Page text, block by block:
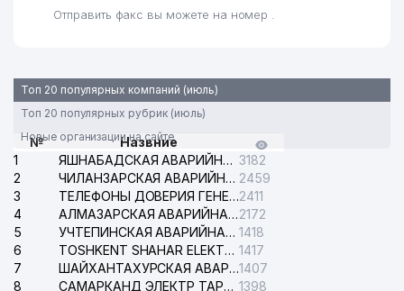
Отправить факс вы можете на номер .
Топ 20 популярных компаний (июль)
Топ 20 популярных рубрик (июль)
Новые организации на сайте
№
Назвние
1
ЯШНАБАДСКАЯ АВАРИЙНАЯ СЛУЖБА ЭЛЕКТРОСЕТИ 3182
2
ЧИЛАНЗАРСКАЯ АВАРИЙНАЯ СЛУЖБА ЭЛЕКТРОСЕТИ 2459
3
ТЕЛЕФОНЫ ДОВЕРИЯ ГЕНЕРАЛЬНОЙ ПРОКУРАТУРЫ РЕСПУБЛИКИ УЗБЕКИСТАН2411
4
АЛМАЗАРСКАЯ АВАРИЙНАЯ СЛУЖБА ЭЛЕКТРОСЕТИ2172
5
УЧТЕПИНСКАЯ АВАРИЙНАЯ СЛУЖБА ЭЛЕКТРОСЕТИ 1418
6
TOSHKENT SHAHAR ELEKTR TARMOQLARI KORXONASI АО 1417
7
ШАЙХАНТАХУРСКАЯ АВАРИЙНАЯ СЛУЖБА ЭЛЕКТРОСЕТИ1407
8
САМАРКАНД ЭЛЕКТР ТАРМОКЛАРИ АО 1398